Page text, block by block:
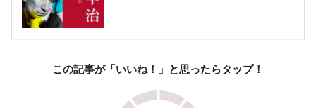
この記事が「いいね！」と思ったらタップ！